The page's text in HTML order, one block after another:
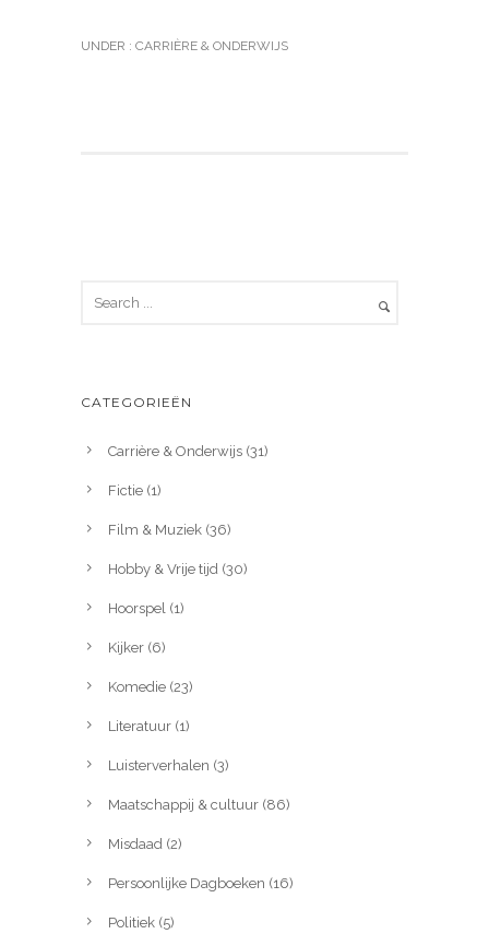
UNDER : CARRIÈRE & ONDERWIJS
CATEGORIEËN
Carrière & Onderwijs (31)
Fictie (1)
Film & Muziek (36)
Hobby & Vrije tijd (30)
Hoorspel (1)
Kijker (6)
Komedie (23)
Literatuur (1)
Luisterverhalen (3)
Maatschappij & cultuur (86)
Misdaad (2)
Persoonlijke Dagboeken (16)
Politiek (5)